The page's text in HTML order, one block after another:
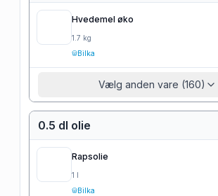
Hvedemel øko
1.7 kg
Bilka
Vælg anden vare (160)
0.5 dl olie
Rapsolie
1 l
Bilka